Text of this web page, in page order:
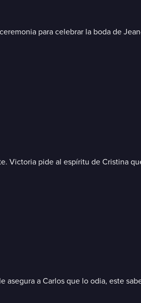
para celebrar la boda de
Victoria pide al espíritu de Cristina
a Carlos que lo odia, este